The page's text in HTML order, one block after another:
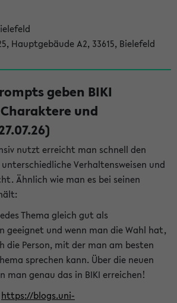
Hauptgebäude A2, 33615, Bielefeld
geben BIKI
und
nutzt erreicht man schnell den
Verhaltensweisen und
Ähnlich wie man es bei seinen
Thema gleich gut als
geeignet und wenn man die Wahl hat,
die Person, mit der man am besten
sprechen kann. Über die neuen
man genau das in BIKI erreichen!
https://blogs.uni-